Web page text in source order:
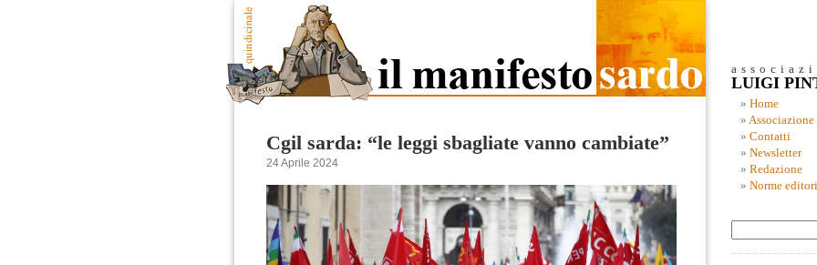
Cgil sarda: “le leggi sbagliate vanno cambiate”
24 Aprile 2024
LUIGI
Home
Associazione
Contatti
Newsletter
Redazione
Norme